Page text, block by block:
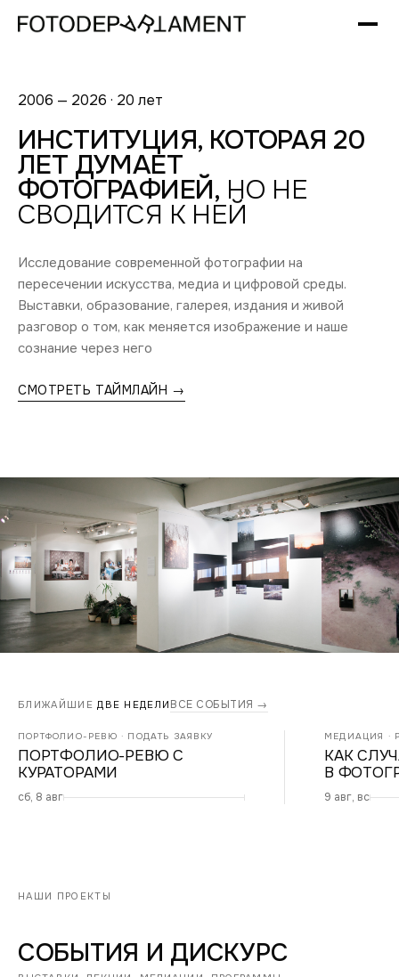
2006 — 2026 · 20 лет
ИНСТИТУЦИЯ, КОТОРАЯ 20
ЛЕТ ДУМАЕТ
ФОТОГРАФИЕЙ, НО НЕ
СВОДИТСЯ К НЕЙ
Исследование современной фотографии на
пересечении искусства, медиа и цифровой среды.
Выставки, образование, галерея, издания и живой
разговор о том, как меняется изображение и наше
сознание через него
СМОТРЕТЬ ТАЙМЛАЙН →
БЛИЖАЙШИЕДВЕ НЕДЕЛИ ВСЕ СОБЫТИЯ →
ПОРТФОЛИО-РЕВЮ · ПОДАТЬ ЗАЯВКУ
ПОРТФОЛИО-РЕВЮ С
КУРАТОРАМИ
сб, 8 авг
МЕДИАЦИЯ ·
КАК
В
9 авг, вс
НАШИ ПРОЕКТЫ
СОБЫТИЯ И ДИСКУРС